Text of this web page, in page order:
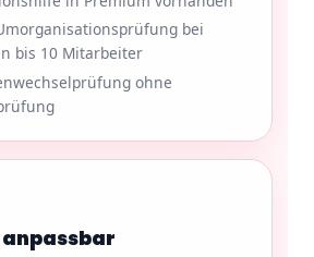
bei
bis 10 Mitarbeiter
ohne